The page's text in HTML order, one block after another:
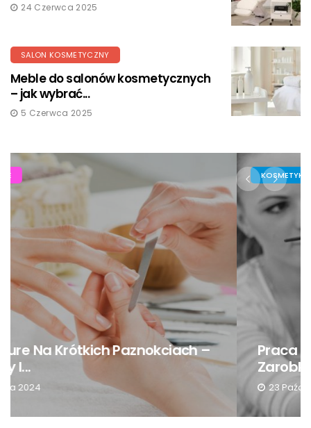
24 Czerwca 2025
SALON KOSMETYCZNY
Meble do salonów kosmetycznych
– jak wybrać...
5 Czerwca 2025
KOSMETYKI
Praca Jako Kosmetyczka – Jakie Są
Zarobki I...
23 Października 2024